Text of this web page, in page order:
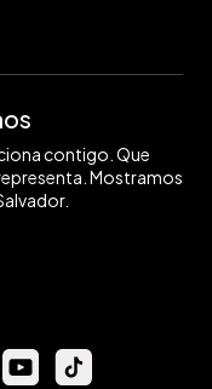
contigo. Que
Mostramos